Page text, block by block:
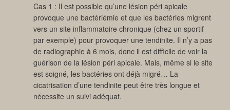
Cas 1 : Il est possible qu’une lésion péri apicale
provoque une bactériémie et que les bactéries migrent
vers un site inflammatoire chronique (chez un sportif
par exemple) pour provoquer une tendinite. Il n’y a pas
de radiographie à 6 mois, donc il est difficile de voir la
guérison de la lésion péri apicale. Mais, même si le site
est soigné, les bactéries ont déjà migré… La
cicatrisation d’une tendinite peut être très longue et
nécessite un suivi adéquat.